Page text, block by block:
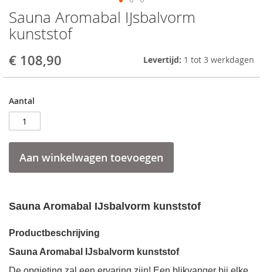
Sauna Aromabal IJsbalvorm
kunststof
€ 108,90 Levertijd: 1 tot 3 werkdagen
Aantal
Aan winkelwagen toevoegen
Sauna Aromabal IJsbalvorm kunststof
Productbeschrijving
Sauna Aromabal IJsbalvorm kunststof
Skip
to
the
of
gallery